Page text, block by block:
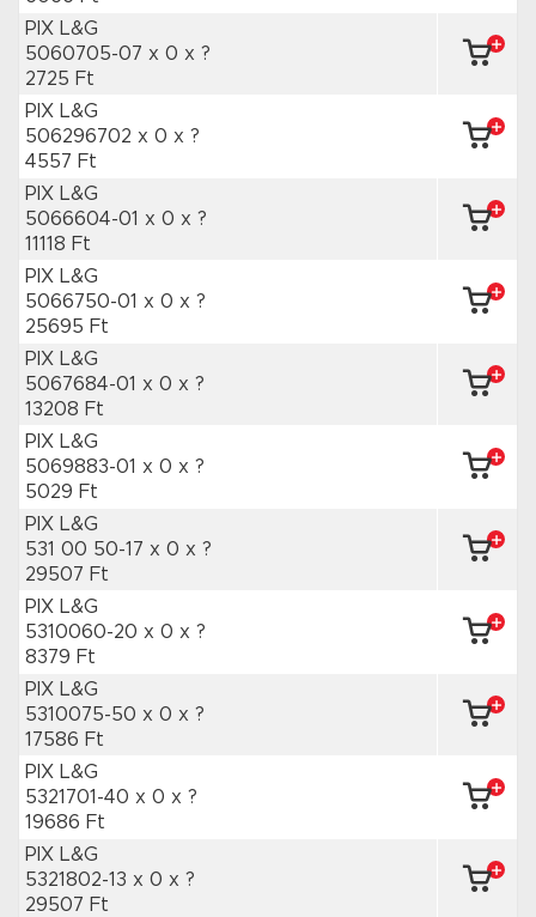
PIX L&G
5060705-07 x 0 x ?
2725 Ft
PIX L&G
506296702 x 0 x ?
4557 Ft
PIX L&G
5066604-01 x 0 x ?
11118 Ft
PIX L&G
5066750-01 x 0 x ?
25695 Ft
PIX L&G
5067684-01 x 0 x ?
13208 Ft
PIX L&G
5069883-01 x 0 x ?
5029 Ft
PIX L&G
531 00 50-17 x 0 x ?
29507 Ft
PIX L&G
5310060-20 x 0 x ?
8379 Ft
PIX L&G
5310075-50 x 0 x ?
17586 Ft
PIX L&G
5321701-40 x 0 x ?
19686 Ft
PIX L&G
5321802-13 x 0 x ?
29507 Ft